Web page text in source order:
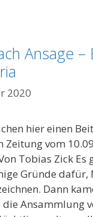
Ansage –
2020
hier einen
Zeitung vom
Tobias Zick Es
Gründe dafür,
Dann
Ansammlung